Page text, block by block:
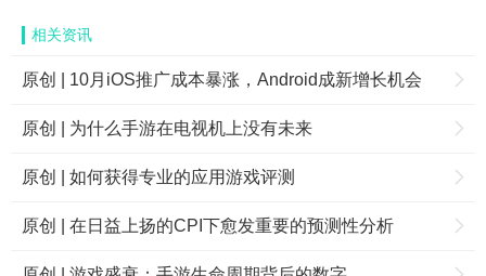
相关资讯
原创 | 10月iOS推广成本暴涨，Android成新增长机会
原创 | 为什么手游在电视机上没有未来
原创 | 如何获得专业的应用游戏评测
原创 | 在日益上扬的CPI下愈发重要的预测性分析